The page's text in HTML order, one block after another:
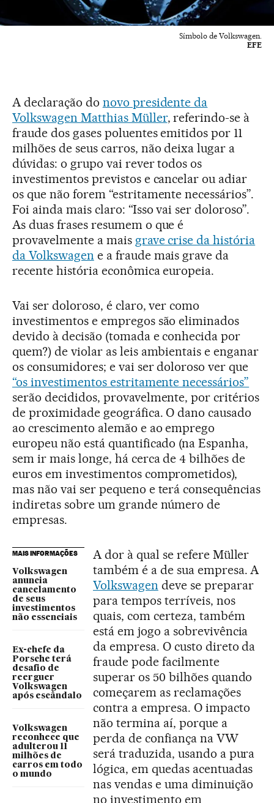
Símbolo de Volkswagen.
EFE
A declaração do novo presidente da
Volkswagen Matthias Müller, referindo-se à
fraude dos gases poluentes emitidos por 11
milhões de seus carros, não deixa lugar a
dúvidas: o grupo vai rever todos os
investimentos previstos e cancelar ou adiar
os que não forem “estritamente necessários”.
Foi ainda mais claro: “Isso vai ser doloroso”.
As duas frases resumem o que é
provavelmente a mais grave crise da história
da Volkswagen e a fraude mais grave da
recente história econômica europeia.
Vai ser doloroso, é claro, ver como
investimentos e empregos são eliminados
devido à decisão (tomada e conhecida por
quem?) de violar as leis ambientais e enganar
os consumidores; e vai ser doloroso ver que
“os investimentos estritamente necessários”
serão decididos, provavelmente, por critérios
de proximidade geográfica. O dano causado
ao crescimento alemão e ao emprego
europeu não está quantificado (na Espanha,
sem ir mais longe, há cerca de 4 bilhões de
euros em investimentos comprometidos),
mas não vai ser pequeno e terá consequências
indiretas sobre um grande número de
empresas.
MAIS INFORMAÇÕES
Volkswagen
anuncia
cancelamento
de seus
investimentos
não essenciais
Ex-chefe da
Porsche terá
desafio de
reerguer
Volkswagen
após escândalo
Volkswagen
reconhece que
adulterou 11
milhões de
carros em todo
o mundo
A dor à qual se refere Müller
também é a de sua empresa. A
Volkswagen deve se preparar
para tempos terríveis, nos
quais, com certeza, também
está em jogo a sobrevivência
da empresa. O custo direto da
fraude pode facilmente
superar os 50 bilhões quando
começarem as reclamações
contra a empresa. O impacto
não termina aí, porque a
perda de confiança na VW
será traduzida, usando a pura
lógica, em quedas acentuadas
nas vendas e uma diminuição
no investimento em